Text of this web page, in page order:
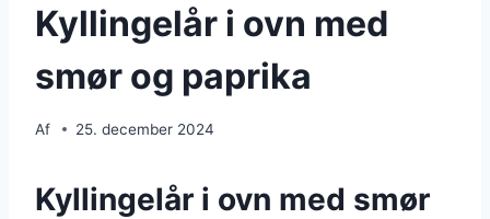
Kyllingelår i ovn med
smør og paprika
Af 25. december 2024
Kyllingelår i ovn med smør